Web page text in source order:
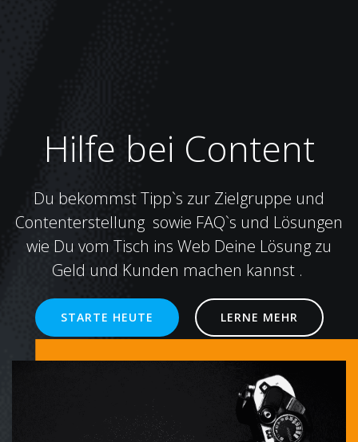
Hilfe bei Content
Du bekommst Tipp`s zur Zielgruppe und
Contenterstellung sowie FAQ`s und Lösungen
wie Du vom Tisch ins Web Deine Lösung zu
Geld und Kunden machen kannst .
STARTE HEUTE LERNE MEHR